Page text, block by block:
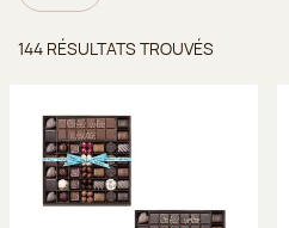
144 RÉSULTATS TROUVÉS